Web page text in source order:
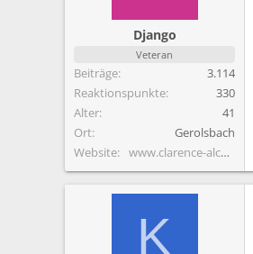
Django
Veteran
Beiträge
3.114
Reaktionspunkte
330
Alter
41
Ort
Gerolsbach
Website
www.clarence-alcoholics.de.vu
K